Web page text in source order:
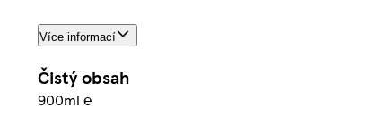
Více informací
Čistý obsah
900ml ℮